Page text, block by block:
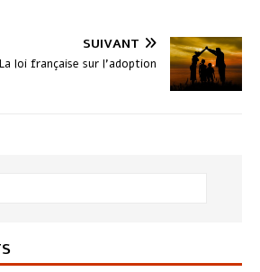
SUIVANT
La loi française sur l’adoption